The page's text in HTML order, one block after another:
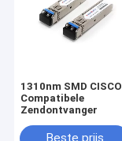
1310nm SMD CISCO
Compatibele
Zendontvanger